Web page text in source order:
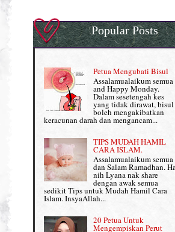
OSTEMATRIX
Pantang Larang dalam Pengambilan
Vitamin
Penjagaan Rambut: Prosante Hair Care
Persediaan Haji & Umrah
Review Part 1: Shaklee bagus ke?
Review Part 2: Shaklee's Slimming Set
Review Part 3: Shaklee's Beauty Set
Senggugut dan Sindrom PMS
Set Berpantang Shaklee
Normal VS Czer
Pemakanan Semasa Hamil
Penyusuan Bayi
Perkembangan Minda Bayi
Supplement untuk Kehamilan
Popular Posts
Petua Mengubati Bisul
Assalamualaikum semua
and Happy Monday.
Dalam sesetengah kes
yang tidak dirawat, bisul
boleh mengakibatkan
keracunan darah dan mengancam...
TIPS MUDAH HAMIL
CARA ISLAM.
Assalamualaikum semua
dan Salam Ramadhan.
nih Lyana nak share
dengan awak semua
sedikit Tips untuk Mudah Hamil Cara
Islam. InsyaAllah...
20 Petua Untuk
Mengempiskan Perut